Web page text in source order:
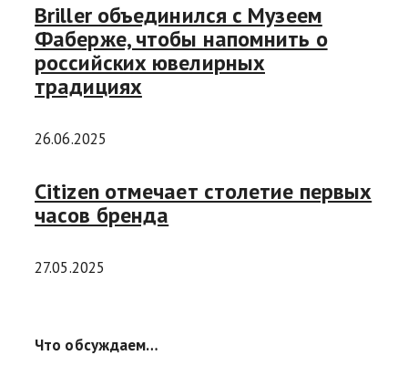
Briller объединился с Музеем
Фаберже, чтобы напомнить о
российских ювелирных
традициях
26.06.2025
Citizen отмечает столетие первых
часов бренда
27.05.2025
Что обсуждаем…